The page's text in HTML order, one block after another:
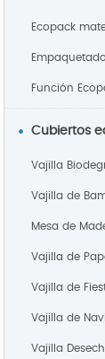
Ecopack
Función
Cubiertos
Vajilla
Vajilla de
Mesa de
Vajilla de
Vajilla de
Vajilla de
Vajilla